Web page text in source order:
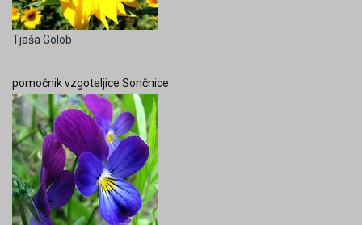
Tjaša Golob
pomočnik vzgoteljice Sončnice